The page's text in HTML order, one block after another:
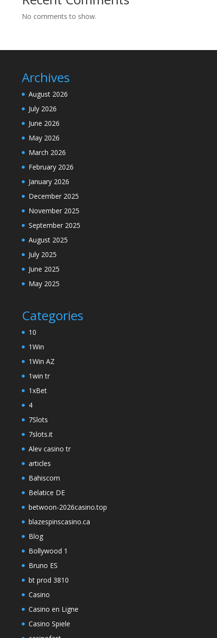
No comments to show.
Archives
August 2026
July 2026
June 2026
May 2026
March 2026
February 2026
January 2026
December 2025
November 2025
September 2025
August 2025
July 2025
June 2025
May 2025
Categories
10
1Win
1Win AZ
1win tr
1xBet
4
7Slots
7slots.it
Alev casino tr
articles
Bahiscom
Belatice DE
betwoon-2026casino.top
blazespinscasino.ca
Blog
Bollywood 1
Bruno ES
bt prod 3810
Casino
Casino en Ligne
Casino Spiele